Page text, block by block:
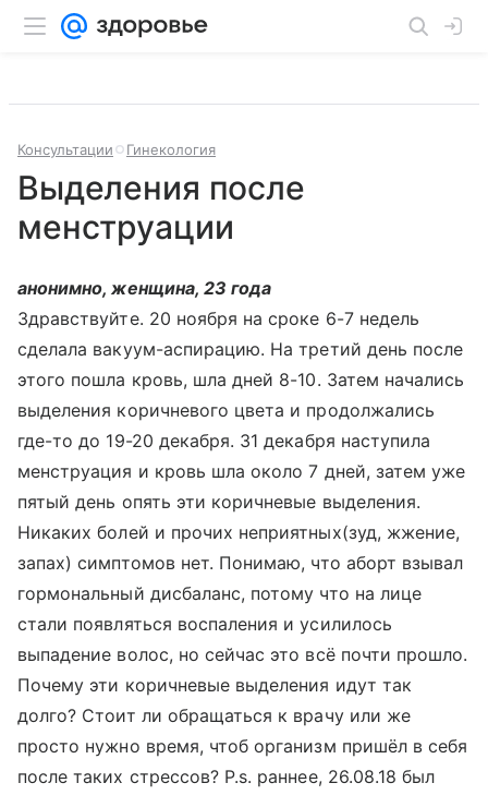
Консультации Гинекология
Выделения после
менструации
анонимно, женщина, 23 года
Здравствуйте. 20 ноября на сроке 6-7 недель
сделала вакуум-аспирацию. На третий день после
этого пошла кровь, шла дней 8-10. Затем начались
выделения коричневого цвета и продолжались
где-то до 19-20 декабря. 31 декабря наступила
менструация и кровь шла около 7 дней, затем уже
пятый день опять эти коричневые выделения.
Никаких болей и прочих неприятных(зуд, жжение,
запах) симптомов нет. Понимаю, что аборт взывал
гормональный дисбаланс, потому что на лице
стали появляться воспаления и усилилось
выпадение волос, но сейчас это всё почти прошло.
Почему эти коричневые выделения идут так
долго? Стоит ли обращаться к врачу или же
просто нужно время, чтоб организм пришёл в себя
после таких стрессов? P.s. раннее, 26.08.18 был